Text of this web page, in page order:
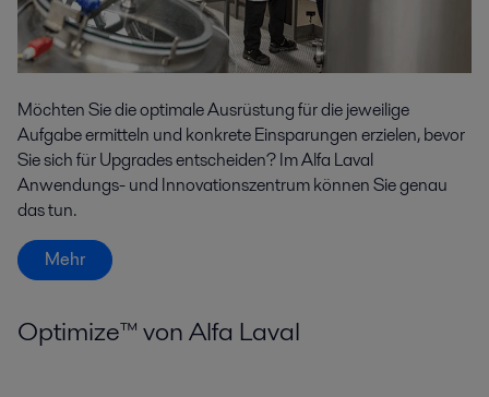
Möchten Sie die optimale Ausrüstung für die jeweilige
Aufgabe ermitteln und konkrete Einsparungen erzielen, bevor
Sie sich für Upgrades entscheiden? Im Alfa Laval
Anwendungs- und Innovationszentrum können Sie genau
das tun.
Mehr
Optimize™ von Alfa Laval